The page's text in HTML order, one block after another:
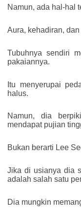
Namun, ada hal-hal
Aura, kehadiran,
Tubuhnya sendiri
pakaiannya.
Itu menyerupai
halus.
Namun, dia
mendapat pujian
Bukan berarti Lee
Jika di usianya dia
adalah salah satu
Dia mungkin